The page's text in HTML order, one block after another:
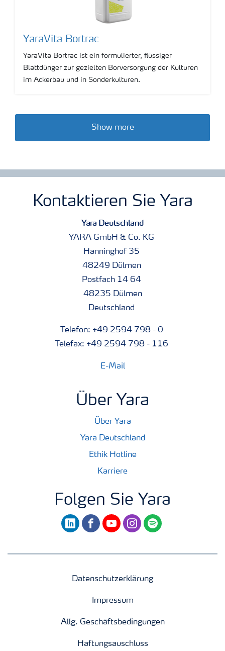
YaraVita Bortrac
YaraVita Bortrac ist ein formulierter, flüssiger
Blattdünger zur gezielten Borversorgung der Kulturen
im Ackerbau und in Sonderkulturen.
Show more
Kontaktieren Sie Yara
Yara Deutschland
YARA GmbH & Co. KG
Hanninghof 35
48249 Dülmen
Postfach 14 64
48235 Dülmen
Deutschland
Telefon: +49 2594 798 - 0
Telefax: +49 2594 798 - 116
E-Mail
Über Yara
Über Yara
Yara Deutschland
Ethik Hotline
Karriere
Folgen Sie Yara
linkedinfacebookyoutubeinstagram
spotify
Datenschutzerklärung
Impressum
Allg. Geschäftsbedingungen
Haftungsauschluss